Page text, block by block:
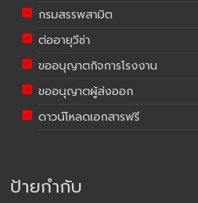
กรมสรรพสามิต
ต่ออายุวีซ่า
ขออนุญาตกิจการโรงงาน
ขออนุญาตผู้ส่งออก
ดาวน์โหลดเอกสารฟรี
ป้ายกำกับ